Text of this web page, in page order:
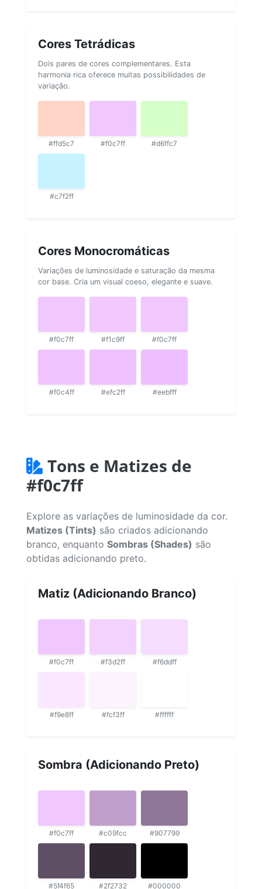
Cores Tetrádicas
Dois pares de cores complementares. Esta
harmonia rica oferece muitas possibilidades de
variação.
#ffd5c7 #f0c7ff #d6ffc7
#c7f2ff
Cores Monocromáticas
Variações de luminosidade e saturação da mesma
cor base. Cria um visual coeso, elegante e suave.
#f0c7ff #f1c9ff #f0c7ff
#f0c4ff #efc2ff #eebfff
Tons e Matizes de
#f0c7ff
Explore as variações de luminosidade da cor.
Matizes (Tints) são criados adicionando
branco, enquanto Sombras (Shades) são
obtidas adicionando preto.
Matiz (Adicionando Branco)
#f0c7ff #f3d2ff #f6ddff
#f9e8ff #fcf3ff #ffffff
Sombra (Adicionando Preto)
#f0c7ff #c09fcc #907799
#5f4f65 #2f2732 #000000